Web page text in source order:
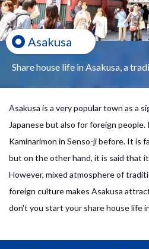
Asakusa
Share house life in Asakusa, a
Asakusa is a very popular town as a
Japanese but also for foreign people.
Kaminarimon in Senso-ji before. It is
but on the other hand, it is said that
However, mixed atmosphere of
foreign culture makes Asakusa
don't you start your share house life